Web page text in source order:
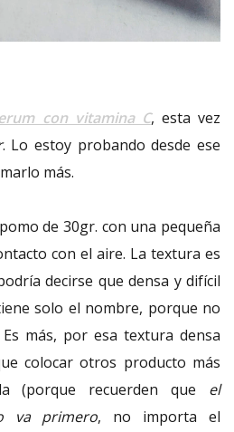
con vitamina C, esta vez
. Lo estoy probando desde ese
más.
de 30gr. con una pequeña
con el aire. La textura es
decirse que densa y difícil
solo el nombre, porque no
más, por esa textura densa
colocar otros producto más
(porque recuerden que el
va primero, no importa el